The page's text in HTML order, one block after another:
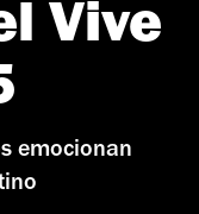
Vive
emocionan